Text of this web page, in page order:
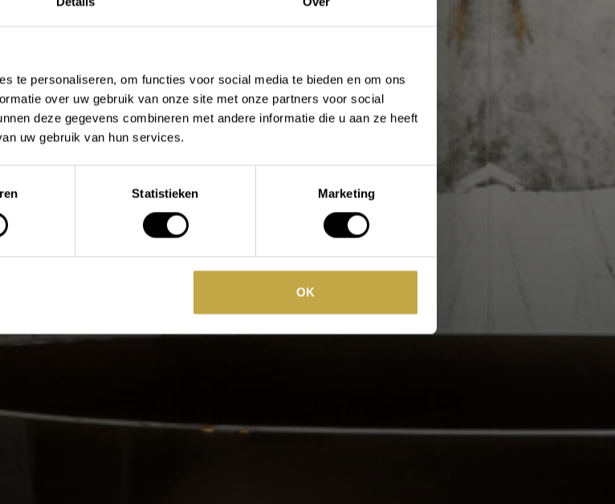
te personaliseren, om functies voor social media te bieden en om ons
over uw gebruik van onze site met onze partners voor social
deze gegevens combineren met andere informatie die u aan ze heeft
uw gebruik van hun services.
Statistieken Marketing
OK
om u te inspireren bij het realiseren van uw ideale